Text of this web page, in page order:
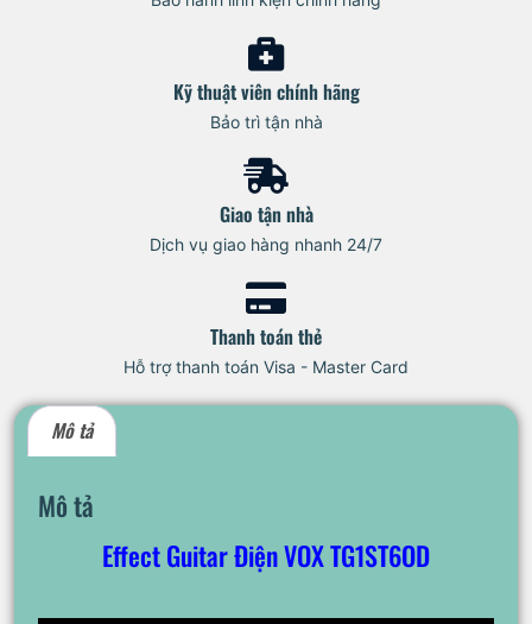
Kỹ thuật viên chính hãng
Bảo trì tận nhà
Giao tận nhà
Dịch vụ giao hàng nhanh 24/7
Thanh toán thẻ
Hỗ trợ thanh toán Visa - Master Card
Mô tả
Mô tả
Effect Guitar Điện VOX TG1ST6OD